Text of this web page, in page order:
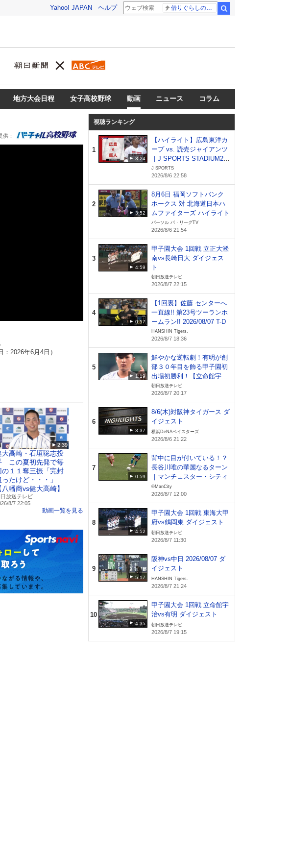
Yahoo! JAPAN ヘルプ
地方大会日程 女子高校野球 動画 ニュース コラム
2026年6月4日）
2:39
大高崎・石垣聡志投
この夏初先発で毎
の１１奪三振「完封
ったけど・・・」
八幡商vs健大高崎】
放送テレビ
8/7 22:05
動画一覧
視聴ランキング
1
3:24
【ハイライト】広島東洋カ
ープ vs. 読売ジャイアンツ
｜J SPORTS STADIUM20
26（8月6日）
J SPORTS
2026/8/6 22:58
2
3:52
8月6日 福岡ソフトバンク
ホークス 対 北海道日本ハ
ムファイターズ ハイライト
パーソル パ・リーグTV
2026/8/6 21:54
3
4:59
甲子園大会 1回戦 立正大淞
南vs長崎日大 ダイジェス
ト
朝日放送テレビ
2026/8/7 22:15
4
0:57
【1回裏】佐藤 センターへ
一直線!! 第23号ツーランホ
ームラン!! 2026/08/07 T-D
HANSHIN Tigers.
2026/8/7 18:36
5
1:19
鮮やかな逆転劇！有明が創
部３０年目を飾る甲子園初
出場初勝利！【立命館宇治
vs有明】
朝日放送テレビ
2026/8/7 20:17
6
3:37
8/6(木)対阪神タイガース ダ
イジェスト
横浜DeNAベイスターズ
2026/8/6 21:22
7
0:59
背中に目が付いている！？
長谷川唯の華麗なるターン
｜マンチェスター・シティ
©ManCity
2026/8/7 12:00
8
4:52
甲子園大会 1回戦 東海大甲
府vs鶴岡東 ダイジェスト
朝日放送テレビ
2026/8/7 11:30
9
5:17
阪神vs中日 2026/08/07 ダ
イジェスト
HANSHIN Tigers.
2026/8/7 21:24
10
4:35
甲子園大会 1回戦 立命館宇
治vs有明 ダイジェスト
朝日放送テレビ
2026/8/7 19:15